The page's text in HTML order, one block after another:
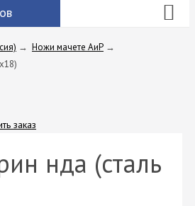
→ Ножи мачете АиР →
заказ
нда (сталь